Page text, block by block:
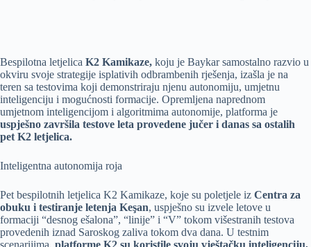
Bespilotna letjelica K2 Kamikaze, koju je Baykar samostalno razvio u
okviru svoje strategije isplativih odbrambenih rješenja, izašla je na
teren sa testovima koji demonstriraju njenu autonomiju, umjetnu
inteligenciju i mogućnosti formacije. Opremljena naprednom
umjetnom inteligencijom i algoritmima autonomije, platforma je
uspješno završila testove leta provedene jučer i danas sa ostalih
pet K2 letjelica.
Inteligentna autonomija roja
Pet bespilotnih letjelica K2 Kamikaze, koje su poletjele iz Centra za
obuku i testiranje letenja Keşan, uspješno su izvele letove u
formaciji “desnog ešalona”, “linije” i “V” tokom višestranih testova
provedenih iznad Saroskog zaliva tokom dva dana. U testnim